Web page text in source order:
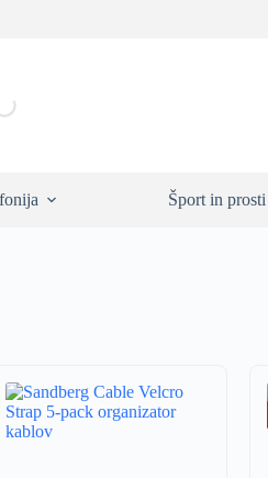
Šport in prosti